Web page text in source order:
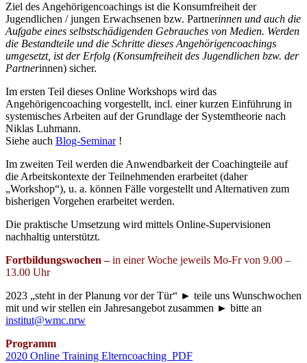
Ziel des Angehörigencoachings ist die Konsumfreiheit der
Jugendlichen / jungen Erwachsenen bzw. Partnerinnen und auch die
Aufgabe eines selbstschädigenden Gebrauches von Medien. Werden
die Bestandteile und die Schritte dieses Angehörigencoachings
umgesetzt, ist der Erfolg (Konsumfreiheit des Jugendlichen bzw. der
Partnerinnen) sicher.
Im ersten Teil dieses Online Workshops wird das
Angehörigencoaching vorgestellt, incl. einer kurzen Einführung in
systemisches Arbeiten auf der Grundlage der Systemtheorie nach
Niklas Luhmann.
Siehe auch Blog-Seminar!
Im zweiten Teil werden die Anwendbarkeit der Coachingteile auf
die Arbeitskontexte der Teilnehmenden erarbeitet (daher
„Workshop“), u. a. können Fälle vorgestellt und Alternativen zum
bisherigen Vorgehen erarbeitet werden.
Die praktische Umsetzung wird mittels Online-Supervisionen
nachhaltig unterstützt.
Fortbildungswochen –in einer Woche jeweils Mo-Fr von 9.00 –
13.00 Uhr
2023 „steht in der Planung vor der Tür“ ► teile uns Wunschwochen
mit und wir stellen ein Jahresangebot zusammen ► bitte an
institut@wmc.nrw
Programm
2020 Online Training Elterncoaching PDF